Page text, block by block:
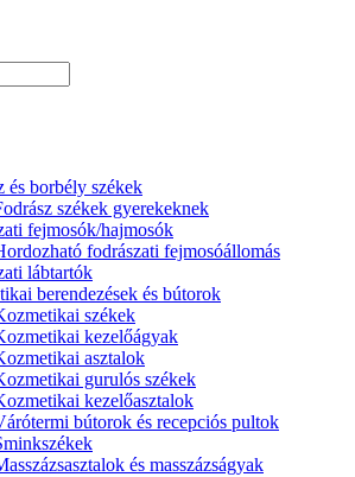
és borbély székek
székek gyerekeknek
fejmosók/hajmosók
fodrászati fejmosóállomás
lábtartók
berendezések és bútorok
székek
kezelőágyak
asztalok
gurulós székek
kezelőasztalok
bútorok és recepciós pultok
és masszázságyak